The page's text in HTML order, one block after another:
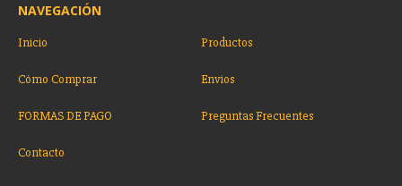
NAVEGACIÓN
Inicio Productos
Cómo Comprar Envios
FORMAS DE PAGO Preguntas Frecuentes
Contacto